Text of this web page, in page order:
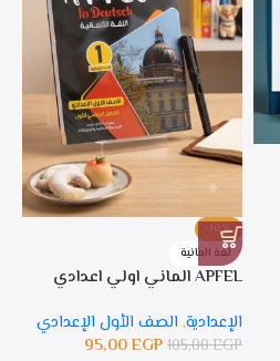
-10%
لغة المانية
APFEL الماني اولي اعدادي
الإعدادية, الصف الأول الإعدادي
105,00EGP
95,00EGP